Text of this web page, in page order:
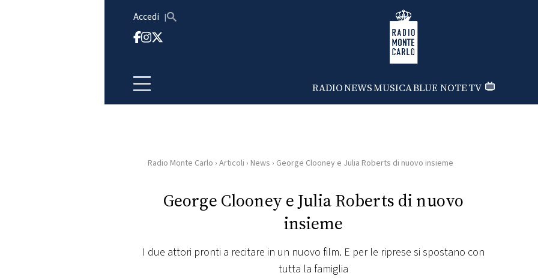
Accedi Radio Monte Carlo
RADIONEWSMUSICABLUE NOTETV
HOME
RADIO
Radio Monte Carlo › Articoli › News › George Clooney e Julia Roberts di nuovo insieme
George Clooney e Julia Roberts di nuovo
insieme
I due attori pronti a recitare in un nuovo film. E per le riprese si spostano con
tutta la famiglia